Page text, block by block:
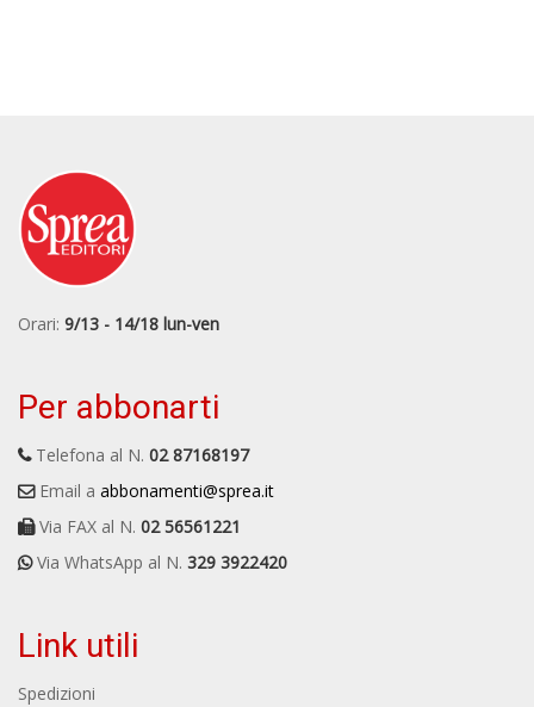
Orari: 9/13 - 14/18 lun-ven
Per abbonarti
Telefona al N. 02 87168197
Email a abbonamenti@sprea.it
Via FAX al N. 02 56561221
Via WhatsApp al N. 329 3922420
Link utili
Spedizioni